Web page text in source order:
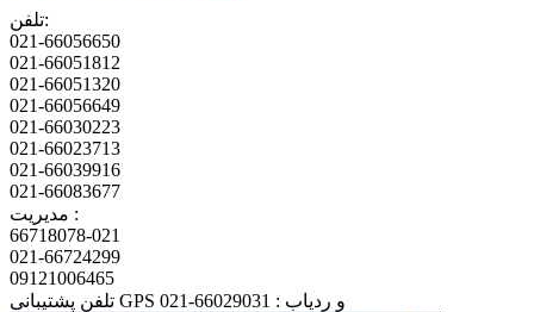
تلفن:
021-66056650
021-66051812
021-66051320
021-66056649
021-66030223
021-66023713
021-66039916
021-66083677
مدیریت :
66718078-021
021-66724299
09121006465
تلفن پشتیبانی GPS و ردیاب : 66029031-021